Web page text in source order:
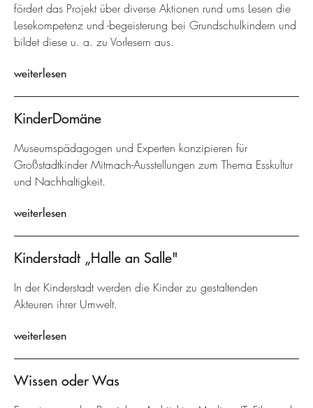
fördert das Projekt über diverse Aktionen rund ums Lesen die
Lesekompetenz und -begeisterung bei Grundschulkindern und
bildet diese u. a. zu Vorlesern aus.
weiterlesen
KinderDomäne
Museumspädagogen und Experten konzipieren für
Großstadtkinder Mitmach-Ausstellungen zum Thema Esskultur
und Nachhaltigkeit.
weiterlesen
Kinderstadt „Halle an Salle"
In der Kinderstadt werden die Kinder zu gestaltenden
Akteuren ihrer Umwelt.
weiterlesen
Wissen oder Was